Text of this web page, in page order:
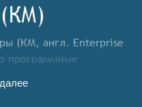
(КМ, англ. Enterprise
программные